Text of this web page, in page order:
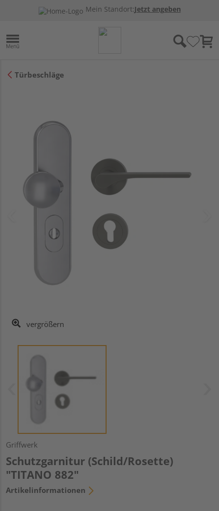
Mein Standort:Jetzt angeben
Türbeschläge
vergrößern
Griffwerk
Schutzgarnitur (Schild/Rosette)
"TITANO 882"
Artikelinformationen